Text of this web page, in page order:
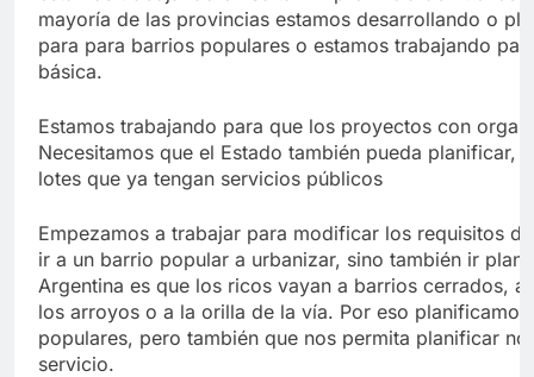
mayoría de las provincias estamos desarrollando o
para para barrios populares o estamos trabajando
básica.
Estamos trabajando para que los proyectos con
Necesitamos que el Estado también pueda planificar,
lotes que ya tengan servicios públicos
Empezamos a trabajar para modificar los requisitos
ir a un barrio popular a urbanizar, sino también ir
Argentina es que los ricos vayan a barrios cerrados,
los arroyos o a la orilla de la vía. Por eso
populares, pero también que nos permita planificar
servicio.